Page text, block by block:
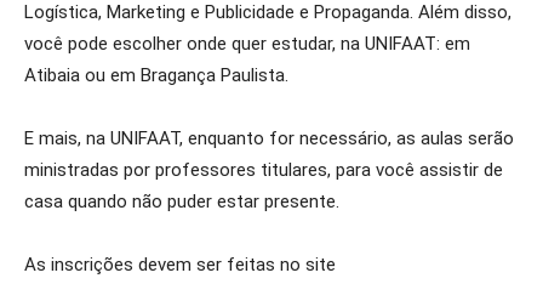
Logística, Marketing e Publicidade e Propaganda. Além disso,
você pode escolher onde quer estudar, na UNIFAAT: em
Atibaia ou em Bragança Paulista.
E mais, na UNIFAAT, enquanto for necessário, as aulas serão
ministradas por professores titulares, para você assistir de
casa quando não puder estar presente.
As inscrições devem ser feitas no site